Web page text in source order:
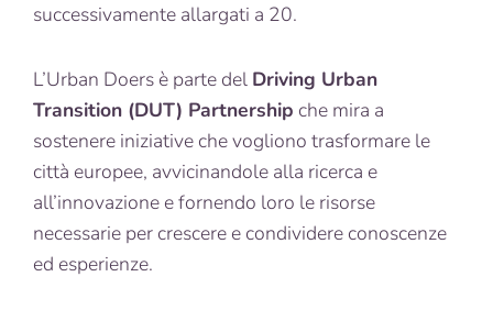
successivamente allargati a 20.
L’Urban Doers è parte del Driving Urban
Transition (DUT) Partnership che mira a
sostenere iniziative che vogliono trasformare le
città europee, avvicinandole alla ricerca e
all’innovazione e fornendo loro le risorse
necessarie per crescere e condividere conoscenze
ed esperienze.